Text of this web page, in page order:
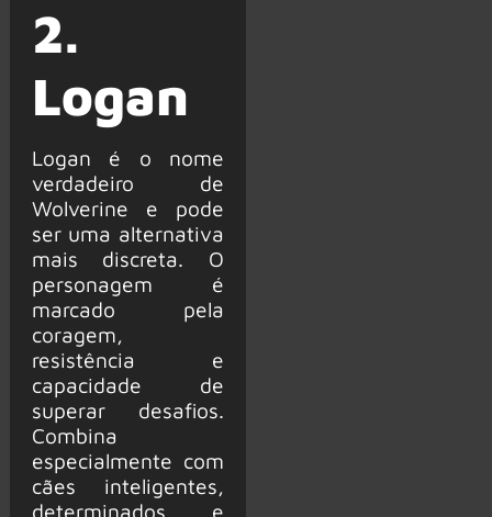
2.
Logan
Logan é o nome
verdadeiro de
Wolverine e pode
ser uma alternativa
mais discreta. O
personagem é
marcado pela
coragem,
resistência e
capacidade de
superar desafios.
Combina
especialmente com
cães inteligentes,
determinados e